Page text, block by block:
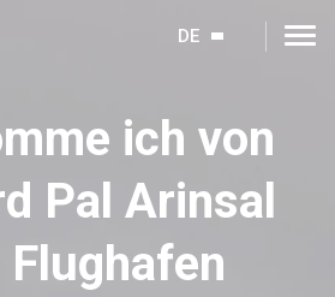
DE
ich von
Pal Arinsal